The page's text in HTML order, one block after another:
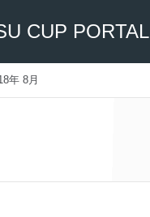
CUP PORTAL
年 8月